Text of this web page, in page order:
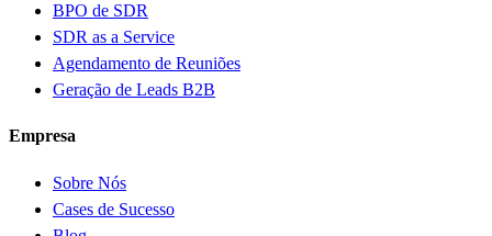
BPO de SDR
SDR as a Service
Agendamento de Reuniões
Geração de Leads B2B
Empresa
Sobre Nós
Cases de Sucesso